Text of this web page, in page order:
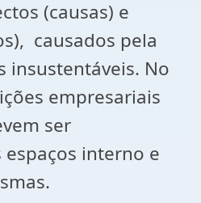
(causas) e
causados pela
insustentáveis. No
empresariais
ser
interno e